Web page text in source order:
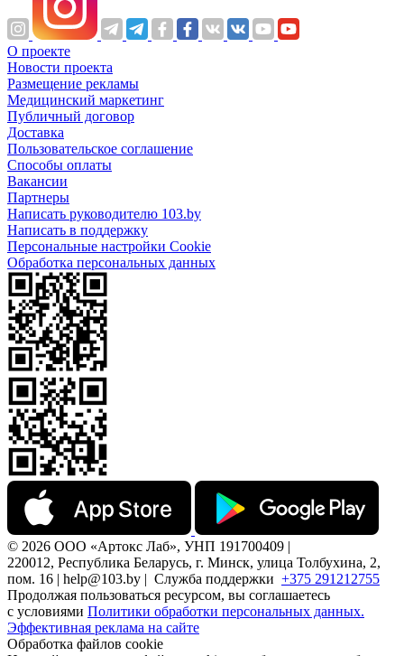
О проекте
Новости проекта
Размещение рекламы
Медицинский маркетинг
Публичный договор
Доставка
Пользовательское соглашение
Способы оплаты
Вакансии
Партнеры
Написать руководителю 103.by
Написать в поддержку
Персональные настройки Cookie
Обработка персональных данных
© 2026 ООО «Артокс Лаб», УНП 191700409 |
220012, Республика Беларусь, г. Минск, улица Толбухина, 2,
пом. 16 | help@103.by | Служба поддержки +375 291212755
Продолжая пользоваться ресурсом, вы соглашаетесь
с условиями Политики обработки персональных данных.
Эффективная реклама на сайте
Обработка файлов cookie